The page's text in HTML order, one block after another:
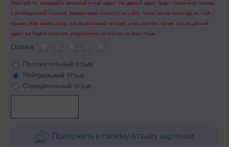
Пожалуйста, указывайте реальный e-mail адрес! На данный адрес будет отправлено письмо
с активационной ссылкой. Комментарий появится на сайте только после перехода по этой
ссылке. Нам важно знать, что вы реальный человек, а не спам-бот. Кроме того на данный
адрес вы будете получать уведомления об ответах на Ваш отзыв.
Оценка
Положительный отзыв
Нейтральный отзыв
Отрицательный отзыв
Приложить к своему отзыву картинки